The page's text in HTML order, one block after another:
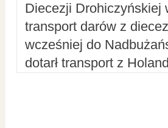
Diecezji Drohiczyńskiej
transport darów z
wcześniej do
dotarł transport z